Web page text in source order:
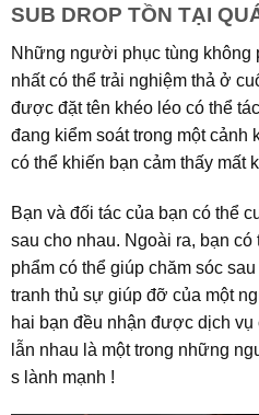
SUB DROP TỒN TẠI
Những người phục tùng
nhất có thể trải nghiệm thả ở
được đặt tên khéo léo có thể
đang kiểm soát trong một cảnh
có thể khiến bạn cảm thấy mất
Bạn và đối tác của bạn có thể
sau cho nhau. Ngoài ra, bạn có
phẩm có thể giúp chăm sóc
tranh thủ sự giúp đỡ của một
hai bạn đều nhận được dịch
lẫn nhau là một trong những
s lành mạnh !